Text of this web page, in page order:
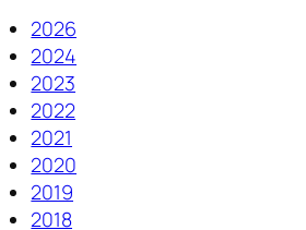
2026
2024
2023
2022
2021
2020
2019
2018